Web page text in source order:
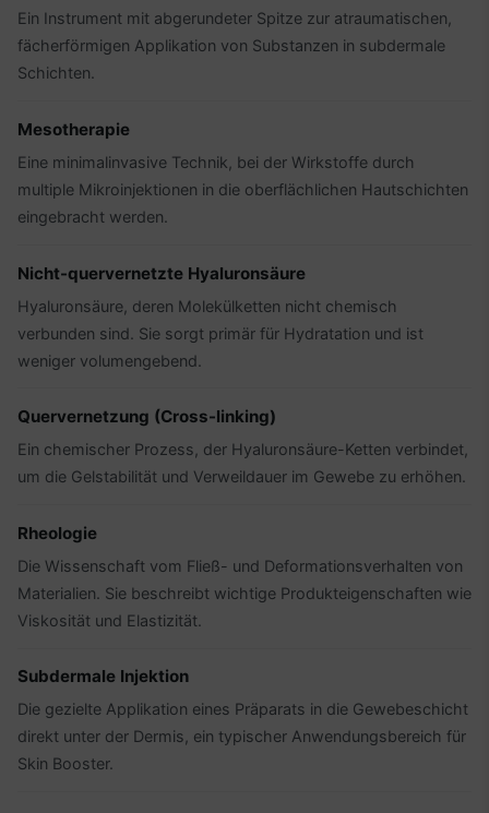
Ein Instrument mit abgerundeter Spitze zur atraumatischen,
fächerförmigen Applikation von Substanzen in subdermale
Schichten.
Mesotherapie
Eine minimalinvasive Technik, bei der Wirkstoffe durch
multiple Mikroinjektionen in die oberflächlichen Hautschichten
eingebracht werden.
Nicht-quervernetzte Hyaluronsäure
Hyaluronsäure, deren Molekülketten nicht chemisch
verbunden sind. Sie sorgt primär für Hydratation und ist
weniger volumengebend.
Quervernetzung (Cross-linking)
Ein chemischer Prozess, der Hyaluronsäure-Ketten verbindet,
um die Gelstabilität und Verweildauer im Gewebe zu erhöhen.
Rheologie
Die Wissenschaft vom Fließ- und Deformationsverhalten von
Materialien. Sie beschreibt wichtige Produkteigenschaften wie
Viskosität und Elastizität.
Subdermale Injektion
Die gezielte Applikation eines Präparats in die Gewebeschicht
direkt unter der Dermis, ein typischer Anwendungsbereich für
Skin Booster.